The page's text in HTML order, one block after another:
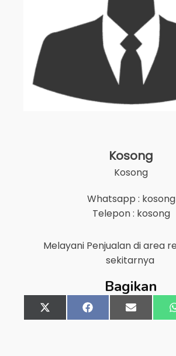
Kosong
Kosong
Whatsapp : kosong
Telepon : kosong
Melayani Penjualan di area
sekitarnya
Bagikan
Share
on
X
(Twitter)
Share
on
FacebookShare
on
Email